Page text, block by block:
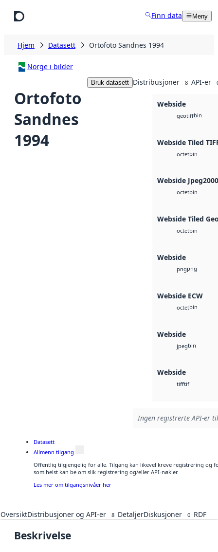
Finn data Meny
Hjem Datasett Ortofoto Sandnes 1994
Norge i bilder
Ortofoto
Sandnes
1994
Bruk datasett Distribusjoner 8 API-er
Webside
geotiffbin
Webside Tiled
octetbin
Webside Jpeg2000
octetbin
Webside Tiled
octetbin
Webside
pngpng
Webside ECW
octetbin
Webside
jpegbin
Webside
tifftif
Ingen registrerte API-er
Datasett
Allmenn tilgang
Offentlig tilgjengelig for alle. Tilgang kan likevel kreve registrering og
som helst kan be om slik registrering og/eller API-nøkler.
Les mer om tilgangsnivåer her
OversiktDistribusjoner og API-er 8 DetaljerDiskusjoner 0 RDF
Beskrivelse